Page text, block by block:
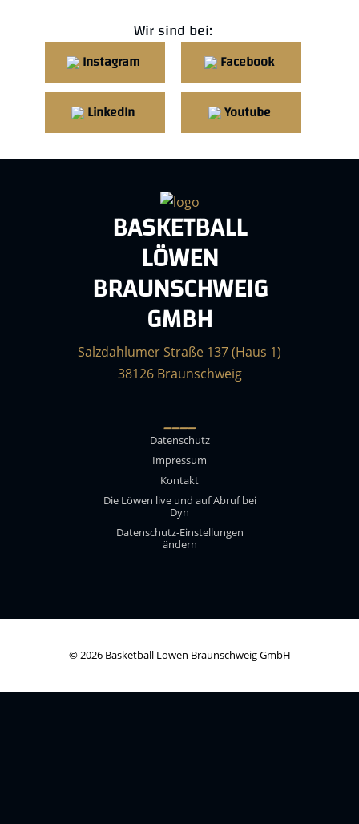
Wir sind bei:
Instagram Facebook
LinkedIn Youtube
BASKETBALL
LÖWEN
BRAUNSCHWEIG
GMBH
Salzdahlumer Straße 137 (Haus 1)
38126 Braunschweig
____
Datenschutz
Impressum
Kontakt
Die Löwen live und auf Abruf bei
Dyn
Datenschutz-Einstellungen
ändern
© 2026 Basketball Löwen Braunschweig GmbH